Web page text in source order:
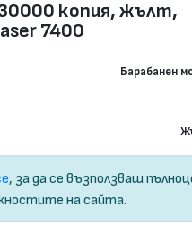
копия, жълт,
7400
Барабанен
, за да се възползваш
на сайта.